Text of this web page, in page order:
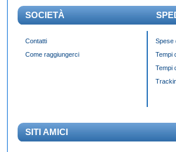
SOCIETÀ
Contatti
Come raggiungerci
Spese
Tempi
Tempi
SITI AMICI